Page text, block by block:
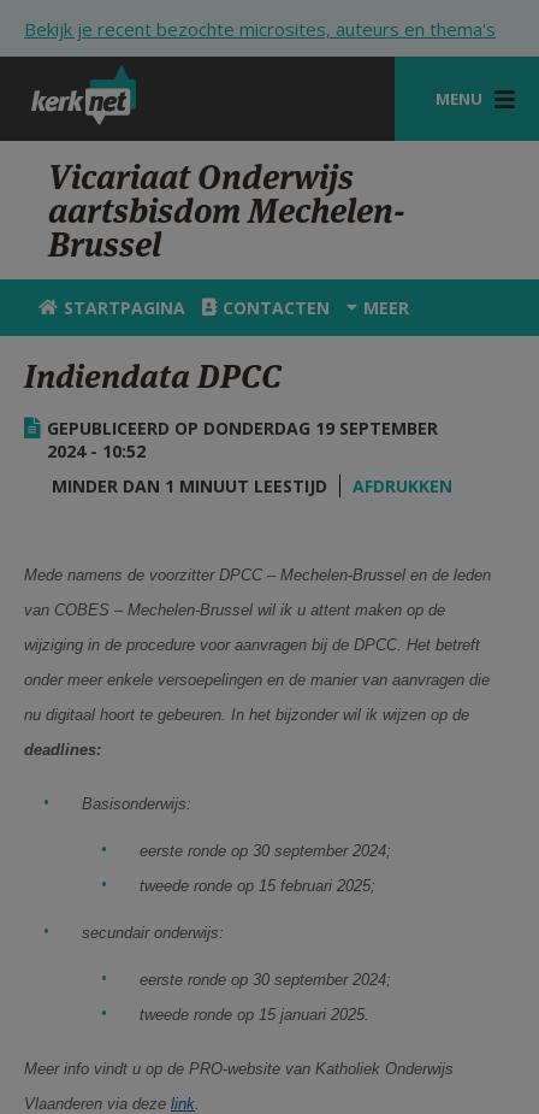
Bekijk je recent bezochte microsites, auteurs en thema's
MENU
STARTPAGINA
KERK
SHOP
ZOEKEN
HULP
STARTPAGINA PORTAAL
AANMELDEN OF REGISTREREN
Vicariaat Onderwijs
aartsbisdom Mechelen-
Brussel
STARTPAGINA CONTACTEN MEER
Indiendata DPCC
GEPUBLICEERD OP DONDERDAG 19 SEPTEMBER
2024 - 10:52
MINDER DAN 1 MINUUT LEESTIJD
AFDRUKKEN
Mede namens de voorzitter DPCC – Mechelen-Brussel en de leden
van COBES – Mechelen-Brussel wil ik u attent maken op de
wijziging in de procedure voor aanvragen bij de DPCC. Het betreft
onder meer enkele versoepelingen en de manier van aanvragen die
nu digitaal hoort te gebeuren. In het bijzonder wil ik wijzen op de
deadlines:
Basisonderwijs:
eerste ronde op 30 september 2024;
tweede ronde op 15 februari 2025;
secundair onderwijs:
eerste ronde op 30 september 2024;
tweede ronde op 15 januari 2025.
Meer info vindt u op de PRO-website van Katholiek Onderwijs
Vlaanderen via deze link.